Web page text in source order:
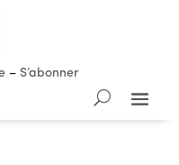
– S’abonner